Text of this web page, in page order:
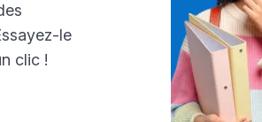
le
clic !